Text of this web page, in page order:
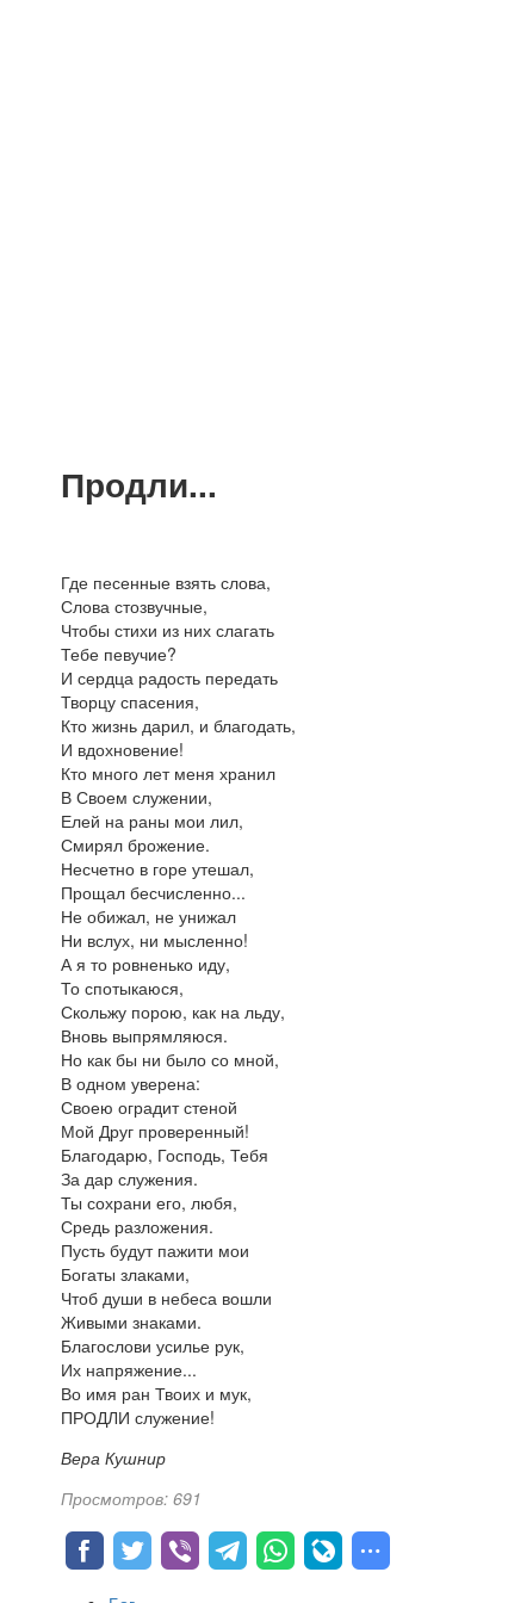
Продли...
Где песенные взять слова,
Слова стозвучные,
Чтобы стихи из них слагать
Тебе певучие?
И сердца радость передать
Творцу спасения,
Кто жизнь дарил, и благодать,
И вдохновение!
Кто много лет меня хранил
В Своем служении,
Елей на раны мои лил,
Смирял брожение.
Несчетно в горе утешал,
Прощал бесчисленно...
Не обижал, не унижал
Ни вслух, ни мысленно!
А я то ровненько иду,
То спотыкаюся,
Скольжу порою, как на льду,
Вновь выпрямляюся.
Но как бы ни было со мной,
В одном уверена:
Своею оградит стеной
Мой Друг проверенный!
Благодарю, Господь, Тебя
За дар служения.
Ты сохрани его, любя,
Средь разложения.
Пусть будут пажити мои
Богаты злаками,
Чтоб души в небеса вошли
Живыми знаками.
Благослови усилье рук,
Их напряжение...
Во имя ран Твоих и мук,
ПРОДЛИ служение!
Вера Кушнир
Просмотров: 691